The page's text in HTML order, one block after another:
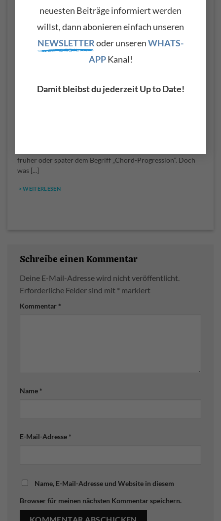
neuesten Beiträge informiert werden
willst, dann abonieren einfach unseren
NEWSLETTERoder unserenWHATS-
APPKanal!
Damit bleibst du jederzeit Up to Date!
Die Split-Funktion am Keyboard ermöglicht es, die Tastatur
in zwei oder mehrere Bereiche aufzuteilen und [...]
früher oder später dem Begriff „Chord-Progression“. Doch
was [...]
> WEITERLESEN
Schreibe einen Kommentar
Deine E-Mail-Adresse wird nicht veröffentlicht.
Erforderliche Felder sind mit * markiert
Kommentar *
Name *
E-Mail-Adresse *
Name, E-Mail-Adresse und Website in diesem
Browser für meinen nächsten Kommentar speichern.